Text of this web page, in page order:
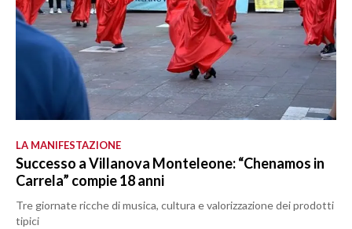
LA MANIFESTAZIONE
Successo a Villanova Monteleone: “Chenamos in
Carrela” compie 18 anni
Tre giornate ricche di musica, cultura e valorizzazione dei prodotti
tipici